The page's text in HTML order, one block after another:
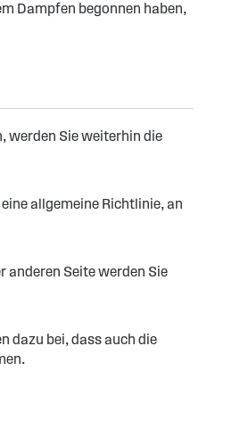
Dampfen begonnen haben,
werden Sie weiterhin die
allgemeine Richtlinie, an
anderen Seite werden Sie
dazu bei, dass auch die